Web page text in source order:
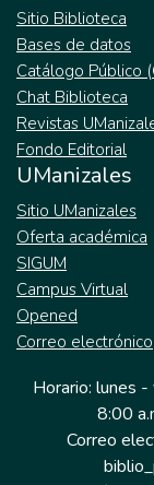
Sitio Biblioteca
Bases de datos
Catálogo Público
Chat Biblioteca
Revistas
Fondo Editorial
UManizales
Sitio UManizales
Oferta académica
SIGUM
Campus Virtual
Opened
Correo electrónico
Horario: lunes
8:00
Correo